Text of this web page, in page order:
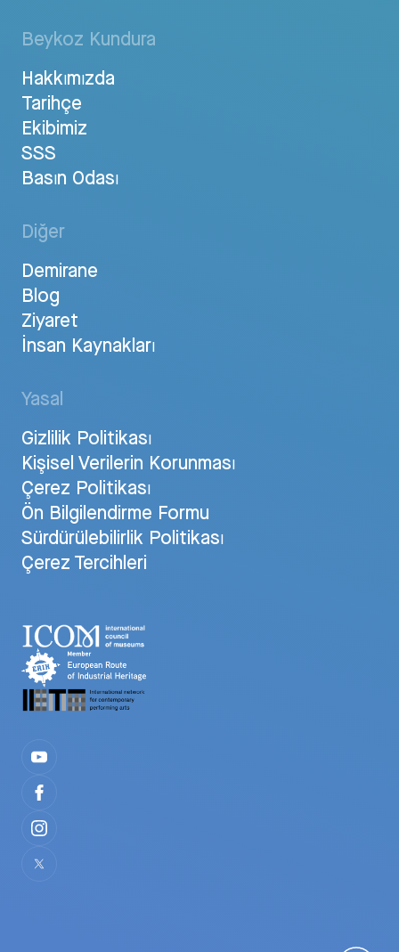
Beykoz Kundura
Hakkımızda
Tarihçe
Ekibimiz
SSS
Basın Odası
Diğer
Demirane
Blog
Ziyaret
İnsan Kaynakları
Yasal
Gizlilik Politikası
Kişisel Verilerin Korunması
Çerez Politikası
Ön Bilgilendirme Formu
Sürdürülebilirlik Politikası
Çerez Tercihleri